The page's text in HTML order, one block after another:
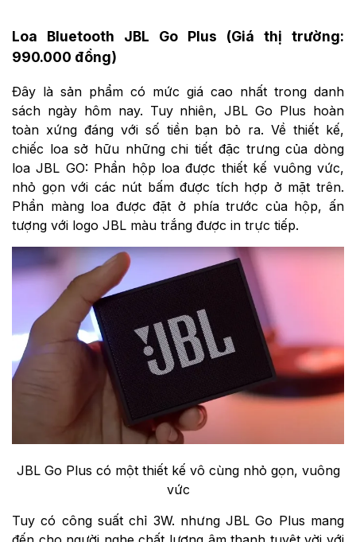
Loa Bluetooth JBL Go Plus (Giá thị trường:
990.000 đồng)
Đây là sản phẩm có mức giá cao nhất trong danh
sách ngày hôm nay. Tuy nhiên, JBL Go Plus hoàn
toàn xứng đáng với số tiền bạn bỏ ra. Về thiết kế,
chiếc loa sở hữu những chi tiết đặc trưng của dòng
loa JBL GO: Phần hộp loa được thiết kế vuông vức,
nhỏ gọn với các nút bấm được tích hợp ở mặt trên.
Phần màng loa được đặt ở phía trước của hộp, ấn
tượng với logo JBL màu trắng được in trực tiếp.
JBL Go Plus có một thiết kế vô cùng nhỏ gọn, vuông
vức
Tuy có công suất chỉ 3W. nhưng JBL Go Plus mang